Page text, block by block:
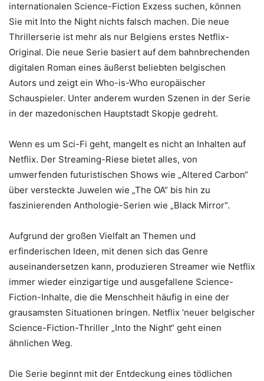
internationalen Science-Fiction Exzess suchen, können
Sie mit Into the Night nichts falsch machen. Die neue
Thrillerserie ist mehr als nur Belgiens erstes Netflix-
Original. Die neue Serie basiert auf dem bahnbrechenden
digitalen Roman eines äußerst beliebten belgischen
Autors und zeigt ein Who-is-Who europäischer
Schauspieler. Unter anderem wurden Szenen in der Serie
in der mazedonischen Hauptstadt Skopje gedreht.
Wenn es um Sci-Fi geht, mangelt es nicht an Inhalten auf
Netflix. Der Streaming-Riese bietet alles, von
umwerfenden futuristischen Shows wie „Altered Carbon“
über versteckte Juwelen wie „The OA“ bis hin zu
faszinierenden Anthologie-Serien wie „Black Mirror“.
Aufgrund der großen Vielfalt an Themen und
erfinderischen Ideen, mit denen sich das Genre
auseinandersetzen kann, produzieren Streamer wie Netflix
immer wieder einzigartige und ausgefallene Science-
Fiction-Inhalte, die die Menschheit häufig in eine der
grausamsten Situationen bringen. Netflix ’neuer belgischer
Science-Fiction-Thriller „Into the Night“ geht einen
ähnlichen Weg.
Die Serie beginnt mit der Entdeckung eines tödlichen